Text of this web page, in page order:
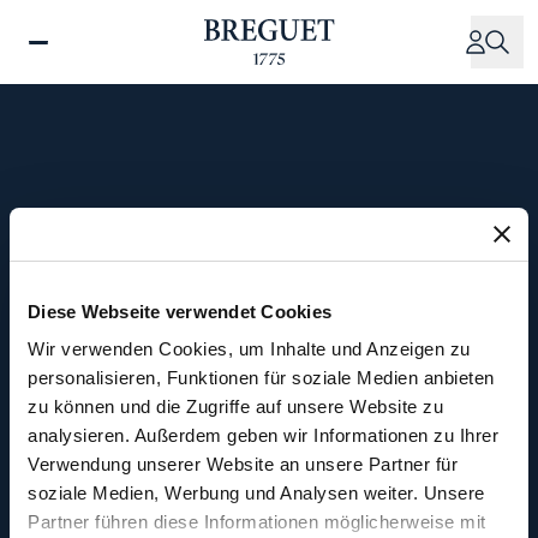
Diese Webseite verwendet Cookies
Wir verwenden Cookies, um Inhalte und Anzeigen zu
personalisieren, Funktionen für soziale Medien anbieten
zu können und die Zugriffe auf unsere Website zu
analysieren. Außerdem geben wir Informationen zu Ihrer
Verwendung unserer Website an unsere Partner für
soziale Medien, Werbung und Analysen weiter. Unsere
Partner führen diese Informationen möglicherweise mit
zum
Verkauf der Firma
Breguet an den Pariser
Juwelier Chaumet
Ab 1970 wurden neue Uhren mit